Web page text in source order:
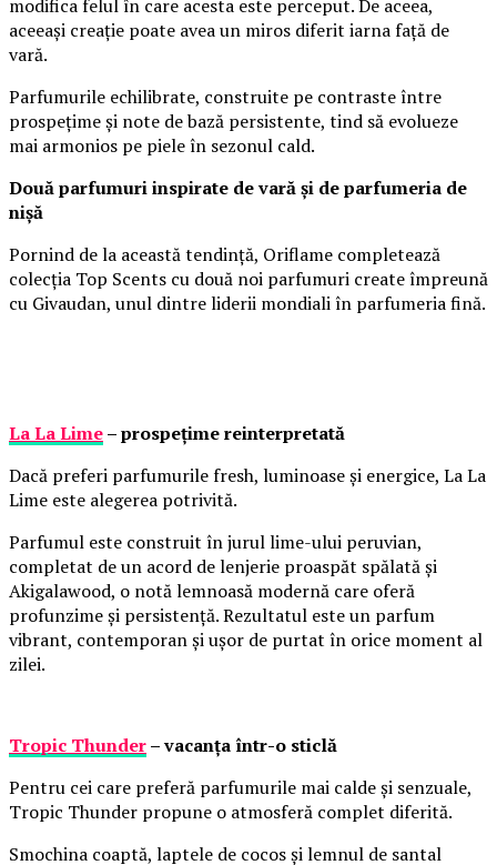
modifica felul în care acesta este perceput. De aceea,
aceeași creație poate avea un miros diferit iarna față de
vară.
Parfumurile echilibrate, construite pe contraste între
prospețime și note de bază persistente, tind să evolueze
mai armonios pe piele în sezonul cald.
Două parfumuri inspirate de vară și de parfumeria de
nișă
Pornind de la această tendință, Oriflame completează
colecția Top Scents cu două noi parfumuri create împreună
cu Givaudan, unul dintre liderii mondiali în parfumeria fină.
La La Lime– prospețime reinterpretată
Dacă preferi parfumurile fresh, luminoase și energice, La La
Lime este alegerea potrivită.
Parfumul este construit în jurul lime-ului peruvian,
completat de un acord de lenjerie proaspăt spălată și
Akigalawood, o notă lemnoasă modernă care oferă
profunzime și persistență. Rezultatul este un parfum
vibrant, contemporan și ușor de purtat în orice moment al
zilei.
Tropic Thunder– vacanța într-o sticlă
Pentru cei care preferă parfumurile mai calde și senzuale,
Tropic Thunder propune o atmosferă complet diferită.
Smochina coaptă, laptele de cocos și lemnul de santal